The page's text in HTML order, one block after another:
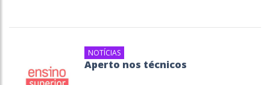
NOTÍCIAS
Aperto nos técnicos